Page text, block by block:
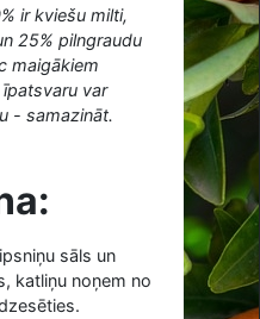
ir kviešu milti,
25% pilngraudu
maigākiem
var
- samazināt.
sāls un
katliņu noņem no